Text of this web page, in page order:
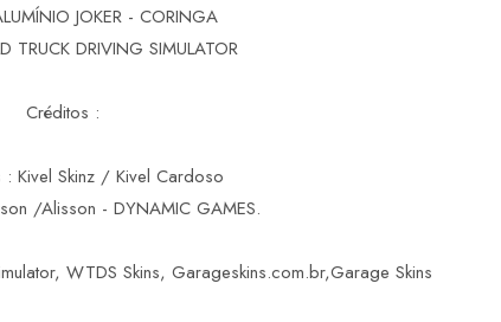
JOKER - CORINGA
TRUCK DRIVING SIMULATOR
Créditos :
: Kivel Skinz / Kivel Cardoso
/Alisson - DYNAMIC GAMES.
WTDS Skins, Garageskins.com.br,Garage Skins